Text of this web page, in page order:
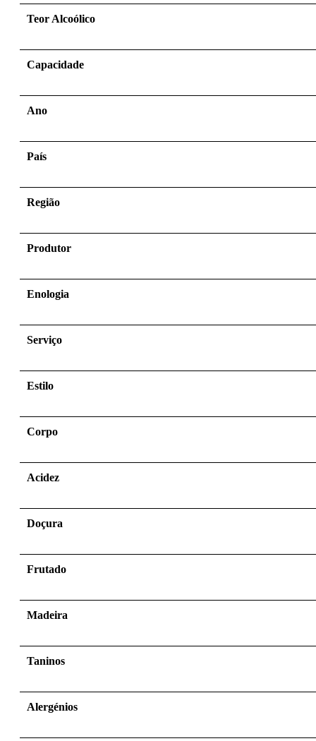
Teor Alcoólico
Capacidade
Ano
País
Região
Produtor
Enologia
Serviço
Estilo
Corpo
Acidez
Doçura
Frutado
Madeira
Taninos
Alergénios